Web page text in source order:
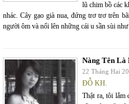
lũ chim bồ các
nhác. Cây gạo già nua, đứng trơ trơ trên
người ôm và nổi lên những cái u sần sùi
Nàng Tên Là
22 Tháng Hai
ĐỖ KH.
Thật ra, tôi lắm